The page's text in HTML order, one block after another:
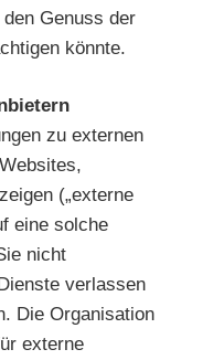
Genuss der
könnte.
zu externen
(„externe
eine solche
nicht
verlassen
Die Organisation
externe